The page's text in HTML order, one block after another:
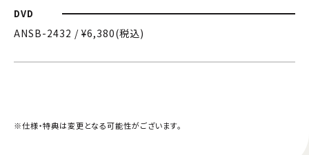
DVD
ANSB-2432 / ¥6,380(税込)
※仕様・特典は変更となる可能性がございます。